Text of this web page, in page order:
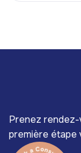
Prenez
première étape